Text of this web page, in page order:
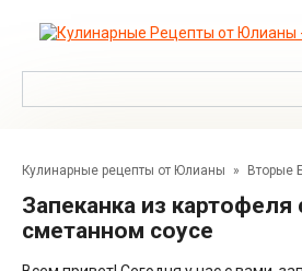
Кулинарные рецепты от Юлианы » Вторые
Запеканка из картофеля с фаршем в
сметанном соусе